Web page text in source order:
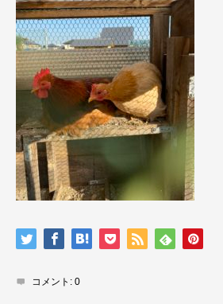
コメント: 0